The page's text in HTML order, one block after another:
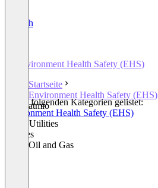
English
Environment Health Safety (EHS)
Startseite
Environment Health Safety (EHS)
atmio
In den folgenden Kategorien gelistet:
Environment Health Safety (EHS)
Smart Utilities
Utilities
Other Oil and Gas